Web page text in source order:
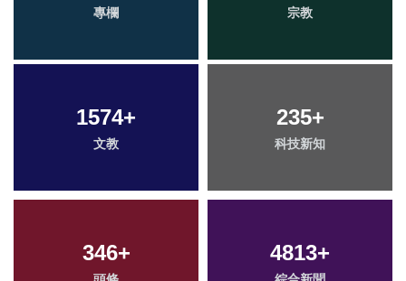
專欄 宗教
1574+
文教
235+
科技新知
346+ 4813+